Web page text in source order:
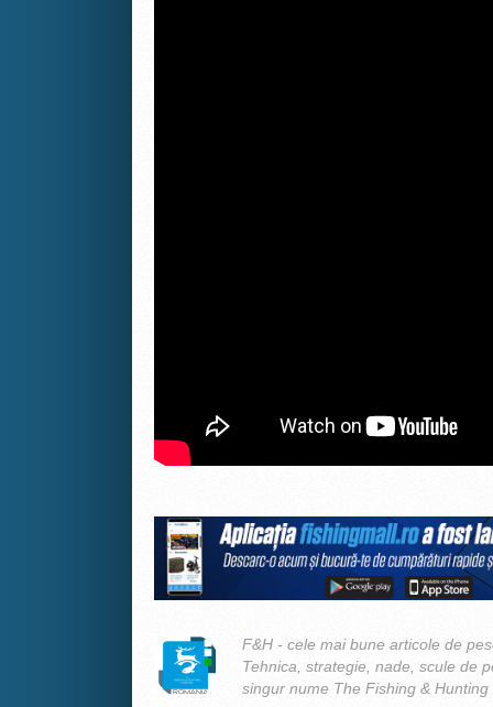
F&H - cele mai bune articole de
Tehnica, strategie, nade, scule de
singur nume The Fishing & Hunting